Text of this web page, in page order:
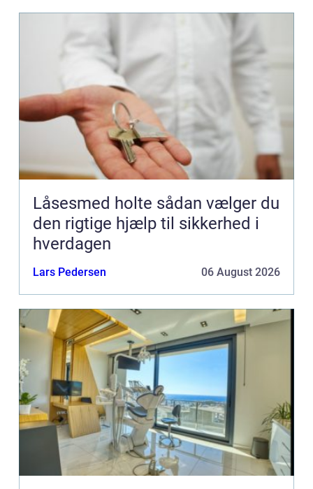
Låsesmed holte sådan vælger du
den rigtige hjælp til sikkerhed i
hverdagen
Lars Pedersen 06 August 2026